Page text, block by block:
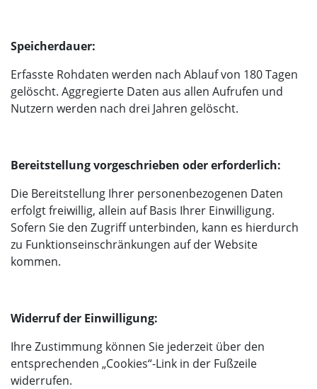
Speicherdauer:
Erfasste Rohdaten werden nach Ablauf von 180 Tagen
gelöscht. Aggregierte Daten aus allen Aufrufen und
Nutzern werden nach drei Jahren gelöscht.
Bereitstellung vorgeschrieben oder erforderlich:
Die Bereitstellung Ihrer personenbezogenen Daten
erfolgt freiwillig, allein auf Basis Ihrer Einwilligung.
Sofern Sie den Zugriff unterbinden, kann es hierdurch
zu Funktionseinschränkungen auf der Website
kommen.
Widerruf der Einwilligung:
Ihre Zustimmung können Sie jederzeit über den
entsprechenden „Cookies“-Link in der Fußzeile
widerrufen.